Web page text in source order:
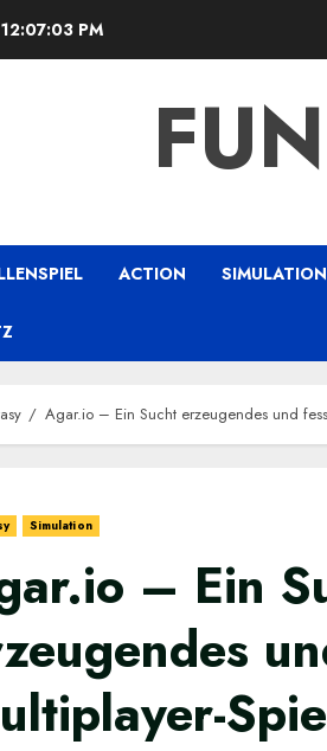
12:07:04 PM
ACTION SIMULATION
Agar.io – Ein Sucht erzeugendes und
Simulation
– Ein